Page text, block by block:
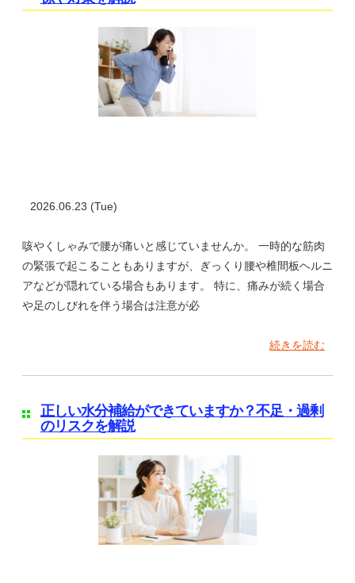
2026.06.23 (Tue)
咳やくしゃみで腰が痛いと感じていませんか。 一時的な筋肉
の緊張で起こることもありますが、ぎっくり腰や椎間板ヘルニ
アなどが隠れている場合もあります。 特に、痛みが続く場合
や足のしびれを伴う場合は注意が必
続きを読む
正しい水分補給ができていますか？不足・過剰
のリスクを解説